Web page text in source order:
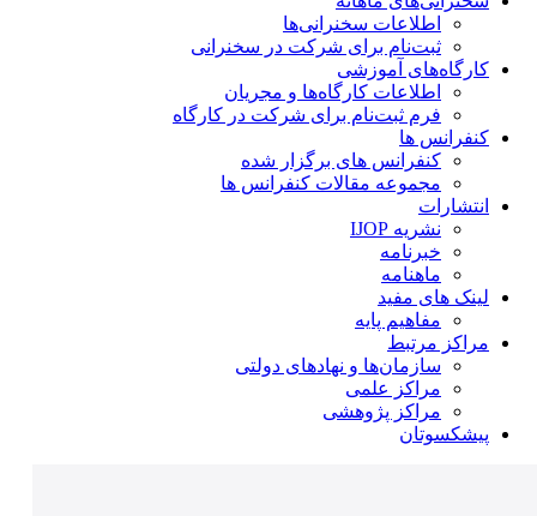
اطلاعات سخنرانی‌‌ها
ثبت‌نام برای شرکت در سخنرانی
کارگاه‌های آموزشی
اطلاعات کارگاه‌ها و مجریان
فرم ثبت‌نام برای شرکت در کارگاه
کنفرانس ها
کنفرانس های برگزار شده
مجموعه مقالات کنفرانس ها
انتشارات
نشریه IJOP
خبرنامه
ماهنامه
لینک های مفید
مفاهیم پایه
مراکز مرتبط
سازمان‌ها و نهادهای دولتی
مراکز علمی
مراکز پژوهشی
پیشکسوتان